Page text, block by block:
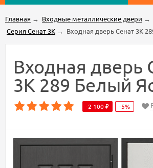
Главная → Входные металлические двери →
Серия Сенат 3К → Входная дверь Сенат 3К
Входная дверь
3К 289 Белый
-2 100 ₽ -5%